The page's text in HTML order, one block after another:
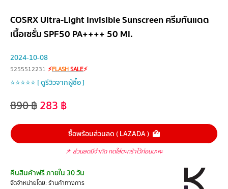
COSRX Ultra-Light Invisible Sunscreen ครีมกันแดด
เนื้อเซรั่ม SPF50 PA++++ 50 Ml.
2024-10-08
5255512231 ⚡FLASHSALE⚡
⭐⭐⭐⭐⭐ [ ดูรีวิวจากผู้ซื้อ ]
890฿283 ฿
ซื้อพร้อมส่วนลด ( LAZADA )
📌 ส่วนลดมีจำกัด กดใส่ตะกร้าไว้ก่อนนะคะ
คืนสินค้าฟรี ภายใน 30 วัน
จัดจำหน่ายโดย: ร้านค้าทางการ